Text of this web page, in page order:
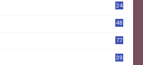
24
48
77
39